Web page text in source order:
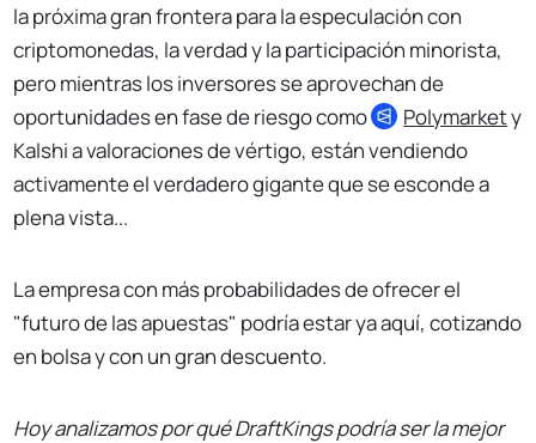
la próxima gran frontera para la especulación con
criptomonedas, la verdad y la participación minorista,
pero mientras los inversores se aprovechan de
oportunidades en fase de riesgo como
Polymarkety
Kalshi a valoraciones de vértigo, están vendiendo
activamente el verdadero gigante que se esconde a
plena vista...
La empresa con más probabilidades de ofrecer el
"futuro de las apuestas" podría estar ya aquí, cotizando
en bolsa y con un gran descuento.
Hoy analizamos por qué DraftKings podría ser la mejor